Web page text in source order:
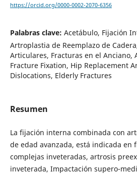
https://orcid.org/0000-0002-2070-6356
Palabras clave: Acetábulo, Fijación
Artroplastia de Reemplazo de
Articulares, Fracturas en el Anciano,
Fracture Fixation, Hip Replacement
Dislocations, Elderly Fractures
Resumen
La fijación interna combinada con
de edad avanzada, está indicada en
complejas inveteradas, artrosis
inveterada, Impactación supero-